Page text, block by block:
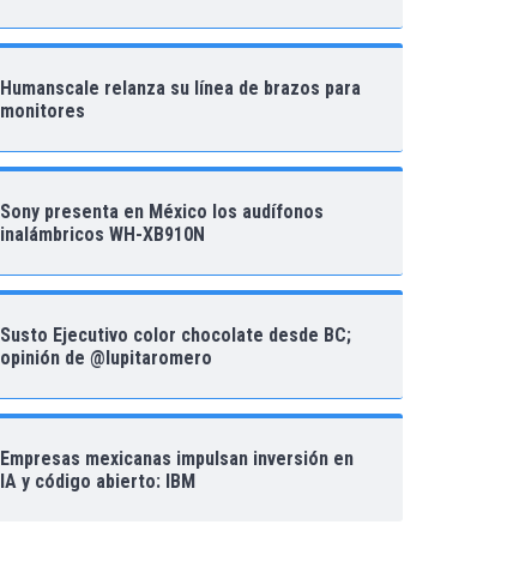
Humanscale relanza su línea de brazos para
monitores
Sony presenta en México los audífonos
inalámbricos WH-XB910N
Susto Ejecutivo color chocolate desde BC;
opinión de @lupitaromero
Empresas mexicanas impulsan inversión en
IA y código abierto: IBM